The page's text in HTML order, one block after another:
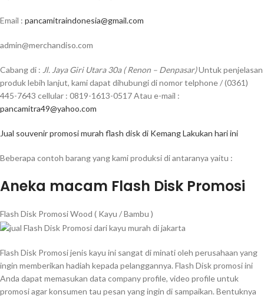
Email : pancamitraindonesia@gmail.com
admin@merchandiso.com
Cabang di : Jl. Jaya Giri Utara 30a ( Renon – Denpasar)Untuk penjelasan
produk lebih lanjut, kami dapat dihubungi di nomor telphone / (0361)
445-7643 cellular : 0819-1613-0517 Atau e-mail :
pancamitra49@yahoo.com
Jual souvenir promosi murah flash disk di Kemang Lakukan hari ini
Beberapa contoh barang yang kami produksi di antaranya yaitu :
Aneka macam Flash Disk Promosi
Flash Disk Promosi Wood ( Kayu / Bambu )
Flash Disk Promosi jenis kayu ini sangat di minati oleh perusahaan yang
ingin memberikan hadiah kepada pelanggannya. Flash Disk promosi ini
Anda dapat memasukan data company profile, video profile untuk
promosi agar konsumen tau pesan yang ingin di sampaikan. Bentuknya